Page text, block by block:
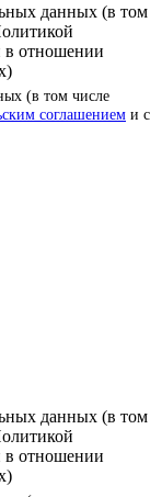
данных (в том
в отношении
(в том числе
соглашением и с
данных (в том
в отношении